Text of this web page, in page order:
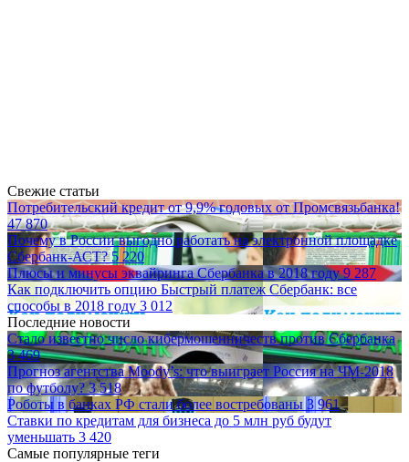
Свежие статьи
Потребительский кредит от 9,9% годовых от Промсвязьбанка!
47 870
Почему в России выгодно работать на электронной площадке
Сбербанк-АСТ?5 220
Плюсы и минусы эквайринга Сбербанка в 2018 году9 287
Как подключить опцию Быстрый платеж Сбербанк: все
способы в 2018 году 3 012
Последние новости
Стало известно число кибермошенничеств против Сбербанка
3 469
Прогноз агентства Moody’s: что выиграет Россия на ЧМ-2018
по футболу?3 518
Роботы в банках РФ стали более востребованы 3 961
Ставки по кредитам для бизнеса до 5 млн руб будут
уменьшать 3 420
Самые популярные теги